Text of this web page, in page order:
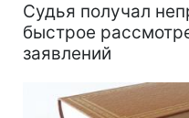
Судья получал
быстрое
заявлений